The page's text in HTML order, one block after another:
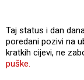
Taj status i dan
poredani pozivi na
kratkih cijevi, ne
puške.